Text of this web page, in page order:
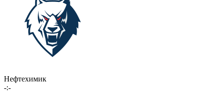
Нефтехимик
-:-